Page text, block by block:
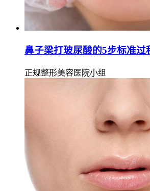
鼻子梁打玻尿酸的5步标准过
正规整形美容医院小组